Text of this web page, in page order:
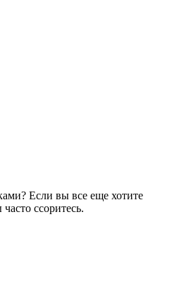
Если вы все еще хотите
ссоритесь.